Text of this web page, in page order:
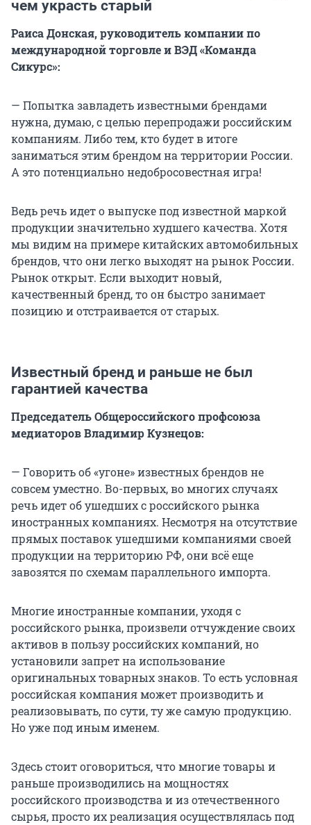
чем украсть старый
Раиса Донская, руководитель компании по
международной торговле и ВЭД «Команда
Сикурс»:
— Попытка завладеть известными брендами
нужна, думаю, с целью перепродажи российским
компаниям. Либо тем, кто будет в итоге
заниматься этим брендом на территории России.
А это потенциально недобросовестная игра!
Ведь речь идет о выпуске под известной маркой
продукции значительно худшего качества. Хотя
мы видим на примере китайских автомобильных
брендов, что они легко выходят на рынок России.
Рынок открыт. Если выходит новый,
качественный бренд, то он быстро занимает
позицию и отстраивается от старых.
Известный бренд и раньше не был
гарантией качества
Председатель Общероссийского профсоюза
медиаторов Владимир Кузнецов:
— Говорить об «угоне» известных брендов не
совсем уместно. Во-первых, во многих случаях
речь идет об ушедших с российского рынка
иностранных компаниях. Несмотря на отсутствие
прямых поставок ушедшими компаниями своей
продукции на территорию РФ, они всё еще
завозятся по схемам параллельного импорта.
Многие иностранные компании, уходя с
российского рынка, произвели отчуждение своих
активов в пользу российских компаний, но
установили запрет на использование
оригинальных товарных знаков. То есть условная
российская компания может производить и
реализовывать, по сути, ту же самую продукцию.
Но уже под иным именем.
Здесь стоит оговориться, что многие товары и
раньше производились на мощностях
российского производства и из отечественного
сырья, просто их реализация осуществлялась под